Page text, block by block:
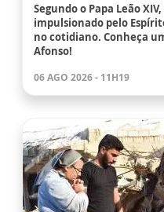
Segundo o Papa Leão
impulsionado pelo
no cotidiano. Conheça
Afonso!
06 AGO 2026 - 11H19